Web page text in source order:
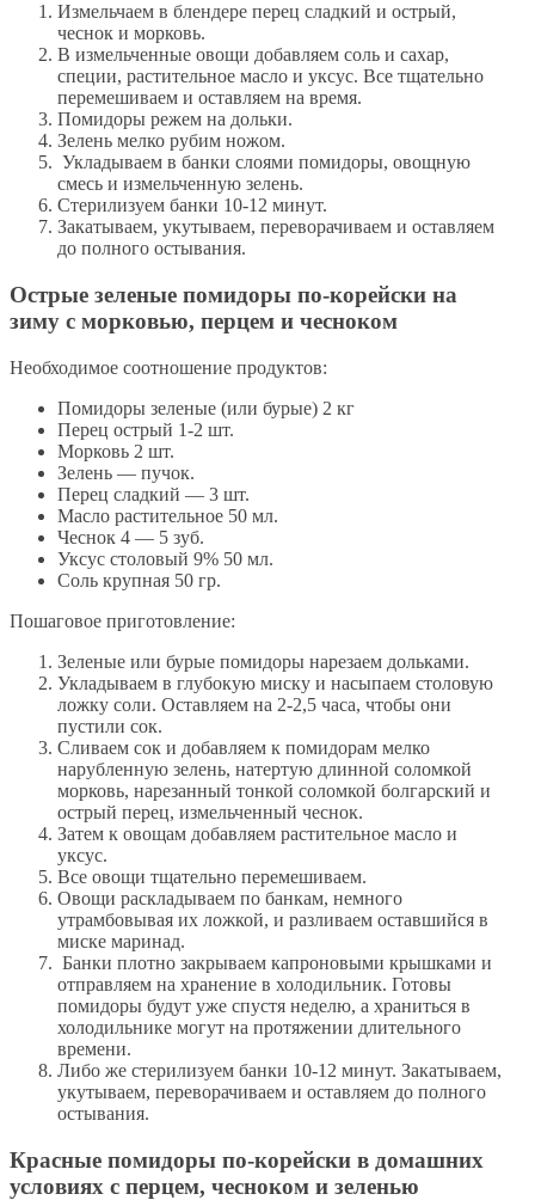
Измельчаем в блендере перец сладкий и острый,
чеснок и морковь.
В измельченные овощи добавляем соль и сахар,
специи, растительное масло и уксус. Все тщательно
перемешиваем и оставляем на время.
Помидоры режем на дольки.
Зелень мелко рубим ножом.
Укладываем в банки слоями помидоры, овощную
смесь и измельченную зелень.
Стерилизуем банки 10-12 минут.
Закатываем, укутываем, переворачиваем и оставляем
до полного остывания.
Острые зеленые помидоры по-корейски на
зиму с морковью, перцем и чесноком
Необходимое соотношение продуктов:
Помидоры зеленые (или бурые) 2 кг
Перец острый 1-2 шт.
Морковь 2 шт.
Зелень — пучок.
Перец сладкий — 3 шт.
Масло растительное 50 мл.
Чеснок 4 — 5 зуб.
Уксус столовый 9% 50 мл.
Соль крупная 50 гр.
Пошаговое приготовление:
Зеленые или бурые помидоры нарезаем дольками.
Укладываем в глубокую миску и насыпаем столовую
ложку соли. Оставляем на 2-2,5 часа, чтобы они
пустили сок.
Сливаем сок и добавляем к помидорам мелко
нарубленную зелень, натертую длинной соломкой
морковь, нарезанный тонкой соломкой болгарский и
острый перец, измельченный чеснок.
Затем к овощам добавляем растительное масло и
уксус.
Все овощи тщательно перемешиваем.
Овощи раскладываем по банкам, немного
утрамбовывая их ложкой, и разливаем оставшийся в
миске маринад.
Банки плотно закрываем капроновыми крышками и
отправляем на хранение в холодильник. Готовы
помидоры будут уже спустя неделю, а храниться в
холодильнике могут на протяжении длительного
времени.
Либо же стерилизуем банки 10-12 минут. Закатываем,
укутываем, переворачиваем и оставляем до полного
остывания.
Красные помидоры по-корейски в домашних
условиях с перцем, чесноком и зеленью